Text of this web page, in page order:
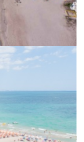
Deluxe &